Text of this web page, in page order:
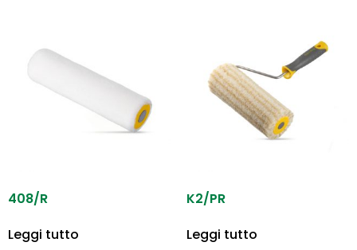
408/R
Leggi tutto
K2/PR
Leggi tutto